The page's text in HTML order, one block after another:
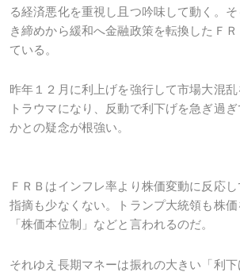
る経済悪化を重視し且つ吟味して動く。
き締めから緩和へ金融政策を転換したＦ
ている。
昨年１２月に利上げを強行して市場大混
トラウマになり、反動で利下げを急ぎ過
かとの疑念が根強い。
ＦＲＢはインフレ率より株価変動に反応
指摘も少なくない。トランプ大統領も株価
「株価本位制」などと言われるのだ。
それゆえ長期マネーは振れの大きい「利